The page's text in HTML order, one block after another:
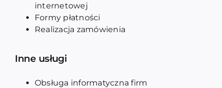
internetowej
Formy płatności
Realizacja zamówienia
Inne usługi
Obsługa informatyczna firm